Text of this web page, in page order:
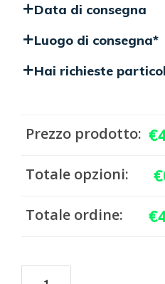
Data di consegna
Luogo di consegna*
Hai richieste
Prezzo prodotto: €
Totale opzioni: €
Totale ordine: €